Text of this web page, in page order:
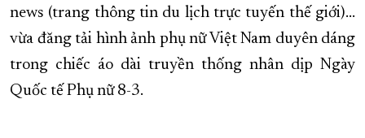
KỶ NIỆM 370 NĂM XÂY DỰNG VÀ PHÁT TRIỂN TỈNH KHÁNH HÒA
KHOẢNH KHẮC ĐẸP XỨ TRẦM
XÂY DỰNG KHÁNH HÒA TRỞ THÀNH THÀNH PHỐ TRỰC THUỘC
ĐẠI HỘI ĐẢNG CÁC CẤP
news (trang thông tin du lịch trực tuyến thế giới)...
vừa đăng tải hình ảnh phụ nữ Việt Nam duyên dáng
trong chiếc áo dài truyền thống nhân dịp Ngày
Quốc tế Phụ nữ 8-3.